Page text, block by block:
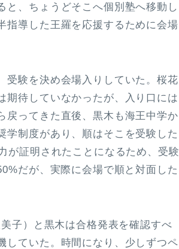
と、ちょうどそこへ個別塾へ移動し
指導した王羅を応援するために会場
受験を決め会場入りしていた。桜花
期待していなかったが、入り口には
戻ってきた直後、黒木も海王中学か
学制度があり、順はそこを受験した
が証明されたことになるため、受験
だが、実際に会場で順と対面した
子）と黒木は合格発表を確認すべ
していた。時間になり、少しずつペ